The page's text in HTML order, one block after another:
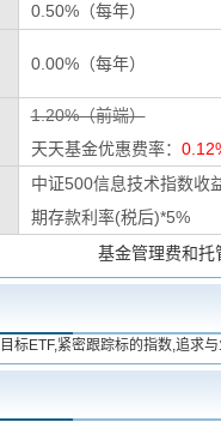
0.50%（每年）
0.00%（每年）
1.20%（前端）
天天基金优惠费率：
中证500信息技术指数收
期存款利率(税后)*5%
基金管理费和托
标ETF,紧密跟踪标的指数,追求与